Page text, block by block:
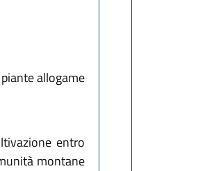
allogame
entro
montane